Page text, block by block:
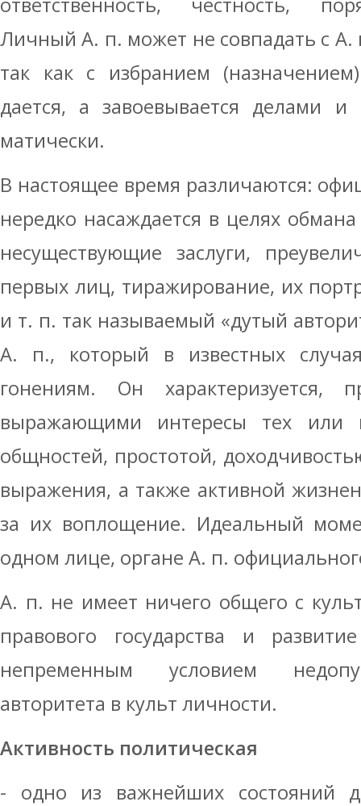
Личный А. п. может не совпадать с А.
так как с избранием
дается, а завоевывается делами и
матически.
В настоящее время различаются:
нередко насаждается в целях
несуществующие заслуги,
первых лиц, тиражирование, их
и т. п. так называемый «дутый
А. п., который в известных
гонениям. Он характеризуется,
выражающими интересы тех или
общностей, простотой,
выражения, а также активной
за их воплощение. Идеальный
одном лице, органе А. п.
А. п. не имеет ничего общего с
правового государства и
непре­менным условием
авторитета в культ личности.
Активность политическая
- одно из важнейших состояний